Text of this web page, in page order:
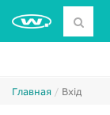
Главная Вхід